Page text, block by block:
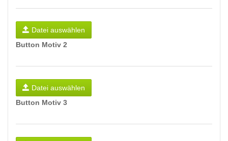
Datei auswählen
Button Motiv 2
Datei auswählen
Button Motiv 3